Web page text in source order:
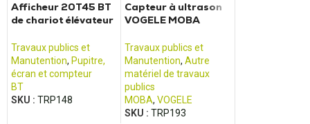
Afficheur 20T45 BT
de chariot élévateur
Travaux publics et
Manutention, Pupitre,
écran et compteur
BT
SKU : TRP148
Capteur à ultrason
VOGELE MOBA
Travaux publics et
Manutention, Autre
matériel de travaux
publics
MOBA, VOGELE
SKU : TRP193